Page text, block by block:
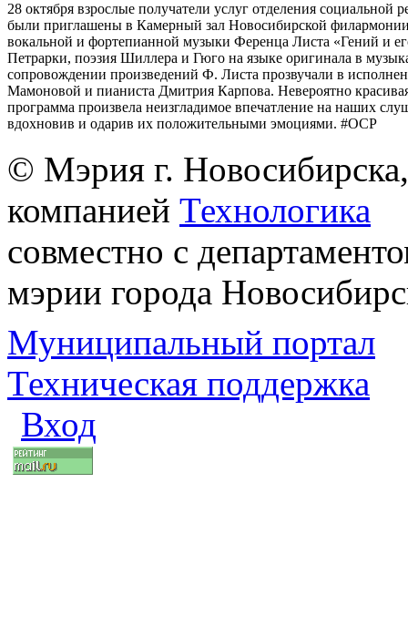
28 октября взрослые получатели услуг отделения социальной
были приглашены в Камерный зал Новосибирской
вокальной и фортепианной музыки Ференца Листа «Гений и
Петрарки, поэзия Шиллера и Гюго на языке оригинала в
сопровождении произведений Ф. Листа прозвучали в
Мамоновой и пианиста Дмитрия Карпова. Невероятно
программа произвела неизгладимое впечатление на наших
вдохновив и одарив их положительными эмоциями. #ОСР
© Мэрия г.
компанией Технологика
совместно с
мэрии города
Муниципальный портал
Техническая поддержка
Вход